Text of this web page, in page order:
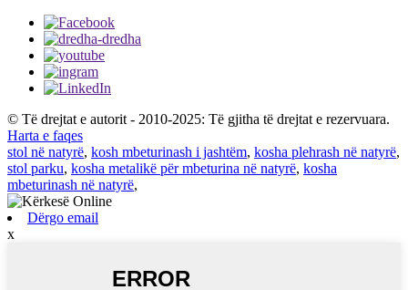
© Të drejtat e autorit - 2010-2025: Të gjitha të drejtat e rezervuara.
Harta e faqes
stol në natyrë, kosh mbeturinash i jashtëm, kosha plehrash në natyrë,
stol parku, kosha metalikë për mbeturina në natyrë, kosha
mbeturinash në natyrë,
Dërgo email
x